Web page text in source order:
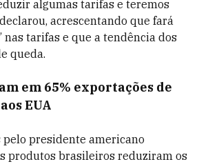
algumas tarifas e teremos
acrescentando que fará
nas tarifas e que a tendência dos
queda.
em 65% exportações de
EUA
pelo presidente americano
produtos brasileiros reduziram os